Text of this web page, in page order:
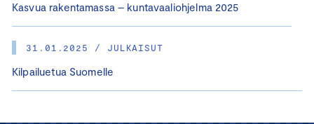
Kasvua rakentamassa – kuntavaaliohjelma 2025
31.01.2025 / JULKAISUT
Kilpailuetua Suomelle